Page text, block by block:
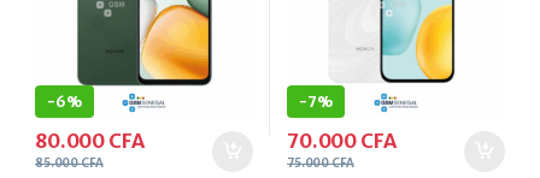
-6%
80.000 CFA
85.000CFA
-7%
70.000 CFA
75.000CFA